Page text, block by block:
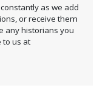
as we add
or receive them
any historians you
to us at